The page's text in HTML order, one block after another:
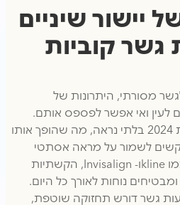
יישור שיניים
קוביות
מסורתי, היתרונות של
לעין ואי אפשר לפספס אותם.
היישור שיניים השקוף בשנת 2024 בלתי נראה, מה שהופך אותו
לשמור על מראה אסתטי
במהלך הטיפול. במותגים כמו klineו- Invisalign, הקשתיות
נוחות לאורך כל היום.
גשר דורש תחזוקה שוטפת,